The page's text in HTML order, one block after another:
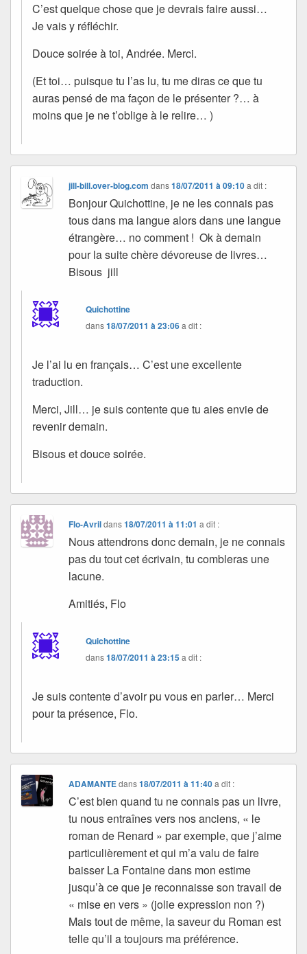
C’est quelque chose que je devrais faire aussi…
Je vais y réfléchir.
Douce soirée à toi, Andrée. Merci.
(Et toi… puisque tu l’as lu, tu me diras ce que tu
auras pensé de ma façon de le présenter ?… à
moins que je ne t’oblige à le relire… )
jill-bill.over-blog.com dans18/07/2011 à 09:10 a dit :
Bonjour Quichottine, je ne les connais pas
tous dans ma langue alors dans une langue
étrangère… no comment ! Ok à demain
pour la suite chère dévoreuse de livres…
Bisous jill
Quichottine
dans18/07/2011 à 23:06a dit :
Je l’ai lu en français… C’est une excellente
traduction.
Merci, Jill… je suis contente que tu aies envie de
revenir demain.
Bisous et douce soirée.
Flo-Avrildans18/07/2011 à 11:01 a dit :
Nous attendrons donc demain, je ne connais
pas du tout cet écrivain, tu combleras une
lacune.
Amitiés, Flo
Quichottine
dans18/07/2011 à 23:15a dit :
Je suis contente d’avoir pu vous en parler… Merci
pour ta présence, Flo.
ADAMANTEdans18/07/2011 à 11:40 a dit :
C’est bien quand tu ne connais pas un livre,
tu nous entraînes vers nos anciens, « le
roman de Renard » par exemple, que j’aime
particulièrement et qui m’a valu de faire
baisser La Fontaine dans mon estime
jusqu’à ce que je reconnaisse son travail de
« mise en vers » (jolie expression non ?)
Mais tout de même, la saveur du Roman est
telle qu’il a toujours ma préférence.